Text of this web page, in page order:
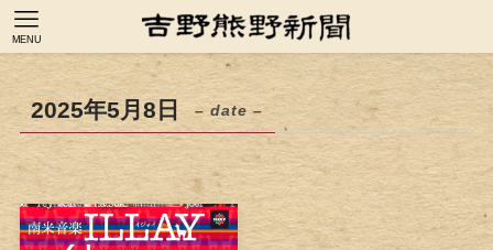
MENU
2025年5月8日 – date –